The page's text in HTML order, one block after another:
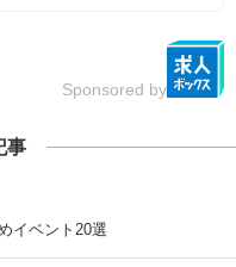
Sponsored by
事
イベント20選